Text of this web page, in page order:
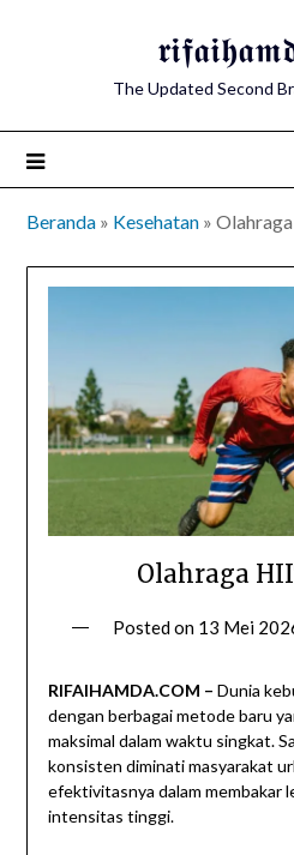
The Updated Second
Beranda » Kesehatan »
Olahraga
Posted on 13 Mei
RIFAIHAMDA.COM – Dunia
dengan berbagai metode baru
maksimal dalam waktu singkat.
konsisten diminati masyarakat
efektivitasnya dalam membakar
intensitas tinggi.